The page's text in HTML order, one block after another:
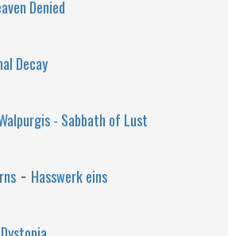
Denied
Decay
- Sabbath of Lust
- Hasswerk eins